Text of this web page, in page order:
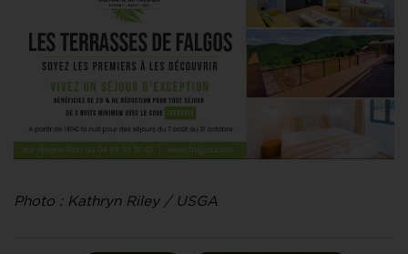
Photo : Kathryn Riley / USGA